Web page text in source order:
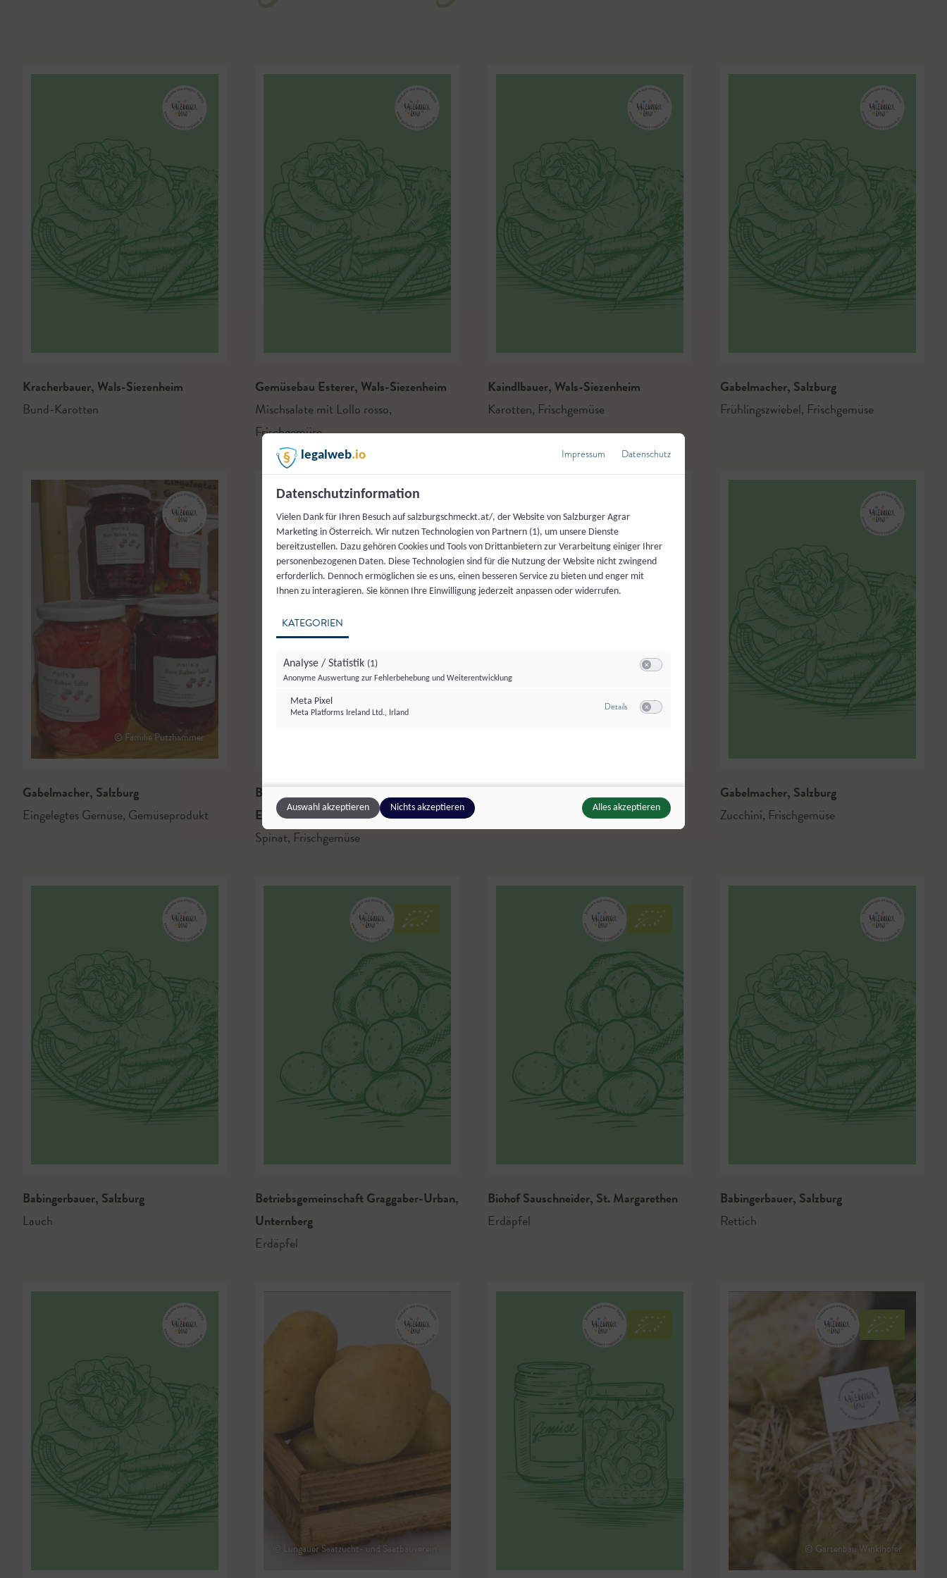
Kracherbauer, Wals-Siezenheim
Bund-Karotten
Gemüsebau Esterer, Wals-Siezenheim
Mischsalate mit Lollo rosso,
Frischgemüse
Kaindlbauer, Wals-Siezenheim
Karotten, Frischgemüse
Gabelmacher, Salzburg
Frühlingszwiebel, Frischgemüse
© Familie Putzhammer
Gabelmacher, Salzburg
Eingelegtes Gemüse, Gemüseprodukt
Biohof Pertiller Oberwimmpoint,
Eugendorf
Spinat, Frischgemüse
Hörmannbauer,Wals-Siezenheim
Gabelmacher, Salzburg
Zucchini, Frischgemüse
Babingerbauer, Salzburg
Lauch
Betriebsgemeinschaft Graggaber-Urban,
Unternberg
Erdäpfel
Biohof Sauschneider, St. Margarethen
Erdäpfel
Babingerbauer, Salzburg
Rettich
© Lungauer Saatzucht- und Saatbauverein © Gartenbau Winklhofer
legalweb.io Impressum Datenschutz
Datenschutzinformation
Vielen Dank für Ihren Besuch auf salzburgschmeckt.at/, der Website von Salzburger Agrar
Marketing in Österreich. Wir nutzen Technologien von Partnern (1), um unsere Dienste
bereitzustellen. Dazu gehören Cookies und Tools von Drittanbietern zur Verarbeitung einiger Ihrer
personenbezogenen Daten. Diese Technologien sind für die Nutzung der Website nicht zwingend
erforderlich. Dennoch ermöglichen sie es uns, einen besseren Service zu bieten und enger mit
Ihnen zu interagieren. Sie können Ihre Einwilligung jederzeit anpassen oder widerrufen.
KATEGORIEN
Analyse / Statistik (1)
Switch zum Einwilligen bzw. Ablehnen der Kategorie Analyse / Statistik
Anonyme Auswertung zur Fehlerbehebung und Weiterentwicklung
Meta Pixel
Meta Platforms Ireland Ltd., Irland
Detailszu Meta Pixel
Auswahl akzeptieren Nichts akzeptieren Alles akzeptieren